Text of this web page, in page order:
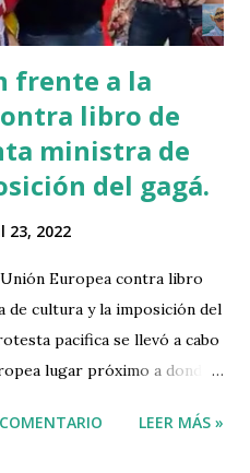
la corrupc...
frente a la
libro de
ministra de
del gagá.
23, 2022
Europea contra libro
de cultura y la imposición del
pacifica se llevó a cabo
lugar próximo a donde
un libro cuyo contenido,
LEER MÁS »